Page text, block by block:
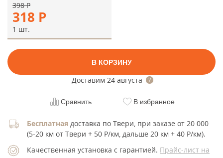
318 Р
398Р
1 шт.
В КОРЗИНУ
Доставим 24 августа
Сравнить В избранное
Бесплатная доставка по Твери, при заказе от 20 000
(5-20 км от Твери + 50 Р/км, дальше 20 км + 40 Р/км).
Качественная установка с гарантией. Прайс-лист на